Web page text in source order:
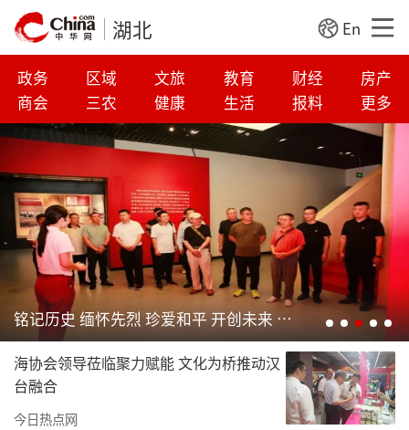
湖北 En
政务 区域 文旅 教育 财经
房产
商会
三农 健康 生活 报料 更多
铭记历史 缅怀先烈 珍爱和平 开创未来 ——中共湖北省山东商会党支部主题党日活动圆满成功
海协会领导莅临聚力赋能 文化为桥推动汉
台融合
今日热点网